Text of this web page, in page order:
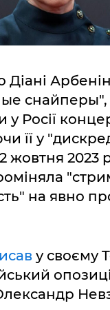
снайперы",
у Росії
її у
жовтня 2023
на явно
у своєму